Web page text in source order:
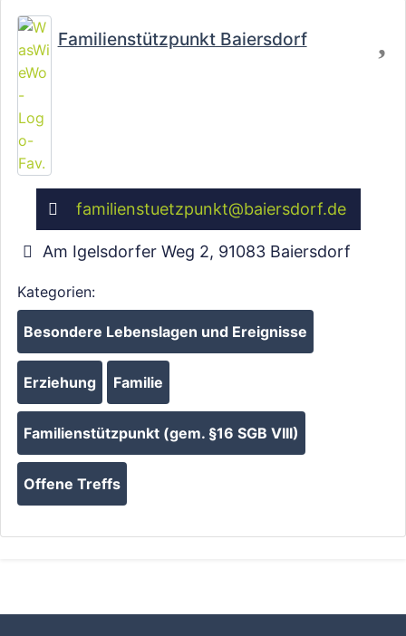
Familienstützpunkt Baiersdorf
familienstuetzpunkt@baiersdorf.de
Am Igelsdorfer Weg 2, 91083 Baiersdorf
Kategorien:
Besondere Lebenslagen und Ereignisse
Erziehung Familie
Familienstützpunkt (gem. §16 SGB VIII)
Offene Treffs